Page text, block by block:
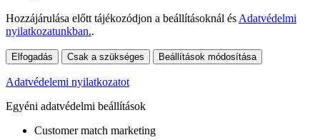
Hozzájárulása előtt tájékozódjon a beállításoknál ésAdatvédelmi
nyilatkozatunkban..
Elfogadás Csak a szükséges Beállítások módosítása
Adatvédelemi nyilatkozatot
Egyéni adatvédelmi beállítások
Customer match marketing